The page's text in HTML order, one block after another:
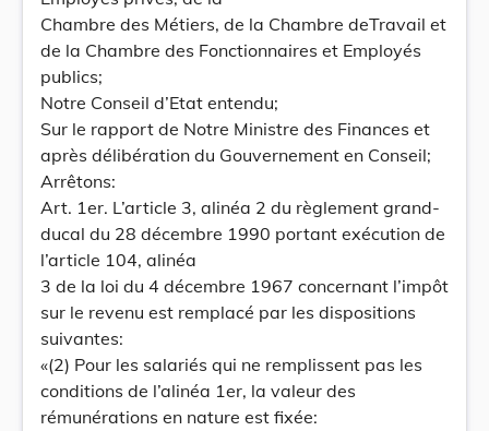
Chambre des Métiers, de la Chambre deTravail et
de la Chambre des Fonctionnaires et Employés
publics;
Notre Conseil d’Etat entendu;
Sur le rapport de Notre Ministre des Finances et
après délibération du Gouvernement en Conseil;
Arrêtons:
Art. 1er. L’article 3, alinéa 2 du règlement grand-
ducal du 28 décembre 1990 portant exécution de
l’article 104, alinéa
3 de la loi du 4 décembre 1967 concernant l’impôt
sur le revenu est remplacé par les dispositions
suivantes:
«(2) Pour les salariés qui ne remplissent pas les
conditions de l’alinéa 1er, la valeur des
rémunérations en nature est fixée: